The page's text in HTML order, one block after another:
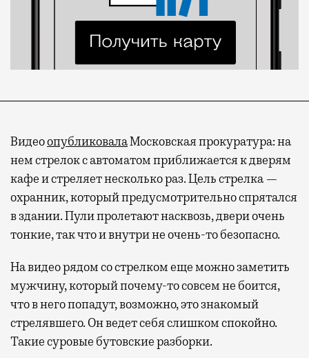
ВидеоопубликовалаМосковская прокуратура: на
нем стрелок с автоматом приближается к дверям
кафе и стреляет несколько раз. Цель стрелка —
охранник, который предусмотрительно спрятался
в здании. Пули пролетают насквозь, двери очень
тонкие, так что и внутри не очень-то безопасно.
На видео рядом со стрелком еще можно заметить
мужчину, который почему-то совсем не боится,
что в него попадут, возможно, это знакомый
стрелявшего. Он ведет себя слишком спокойно.
Такие суровые бутовские разборки.